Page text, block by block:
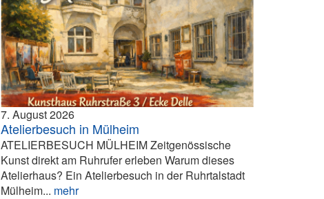
7. August 2026
Atelierbesuch in Mülheim
ATELIERBESUCH MÜLHEIM Zeitgenössische
Kunst direkt am Ruhrufer erleben Warum dieses
Atelierhaus? Ein Atelierbesuch in der Ruhrtalstadt
Mülheim... mehr